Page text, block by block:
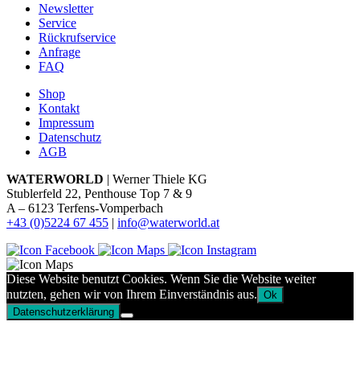
Newsletter
Service
Rückrufservice
Anfrage
FAQ
Shop
Kontakt
Impressum
Datenschutz
AGB
WATERWORLD | Werner Thiele KG
Stublerfeld 22, Penthouse Top 7 & 9
A – 6123 Terfens-Vomperbach
+43 (0)5224 67 455 | info@waterworld.at
Diese Website benutzt Cookies. Wenn Sie die Website weiter
nutzten, gehen wir von Ihrem Einverständnis aus. Ok
Datenschutzerklärung